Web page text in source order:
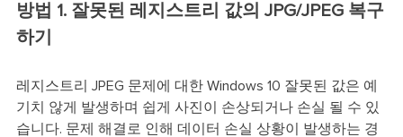
방법 1. 잘못된 레지스트리 값의 JPG/JPEG 복구
하기
레지스트리 JPEG 문제에 대한 Windows 10 잘못된 값은 예
기치 않게 발생하며 쉽게 사진이 손상되거나 손실 될 수 있
습니다. 문제 해결로 인해 데이터 손실 상황이 발생하는 경